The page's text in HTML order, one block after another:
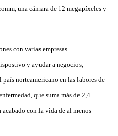
una cámara de 12 megapíxeles y
con varias empresas
y ayudar a negocios,
norteamericano en las labores de
que suma más de 2,4
con la vida de al menos